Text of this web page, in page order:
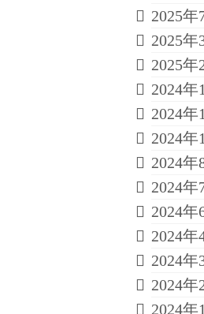
2025年
2025年
2025年
2024年
2024年
2024年
2024年
2024年
2024年
2024年
2024年
2024年
2024年